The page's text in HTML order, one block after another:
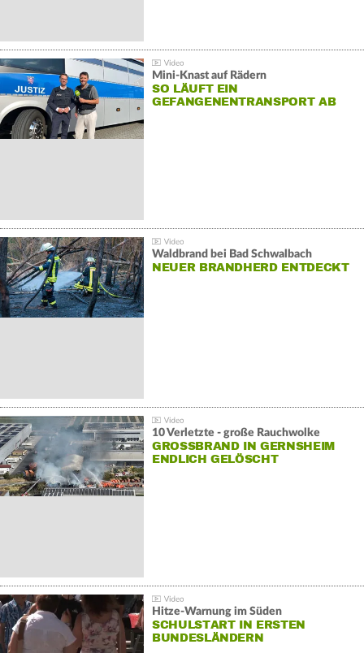
Mini-Knast auf Rädern
SO LÄUFT EIN
GEFANGENENTRANSPORT AB
Waldbrand bei Bad Schwalbach
NEUER BRANDHERD ENTDECKT
10 Verletzte - große Rauchwolke
GROSSBRAND IN GERNSHEIM E
NDLICH GELÖSCHT
Hitze-Warnung im Süden
SCHULSTART IN ERSTEN
BUNDESLÄNDERN